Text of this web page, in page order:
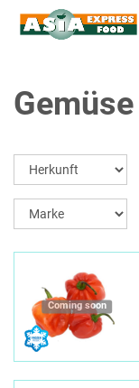
Gemüse
Coming soon